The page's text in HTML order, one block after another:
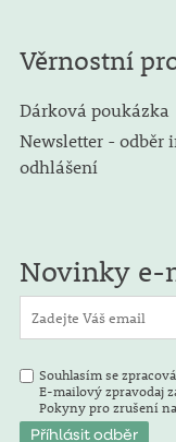
Věrnostní
Dárková poukázka
Newsletter - odběr
odhlášení
Novinky e-
Souhlasím se
E-mailový zpravodaj
Pokyny pro zrušení